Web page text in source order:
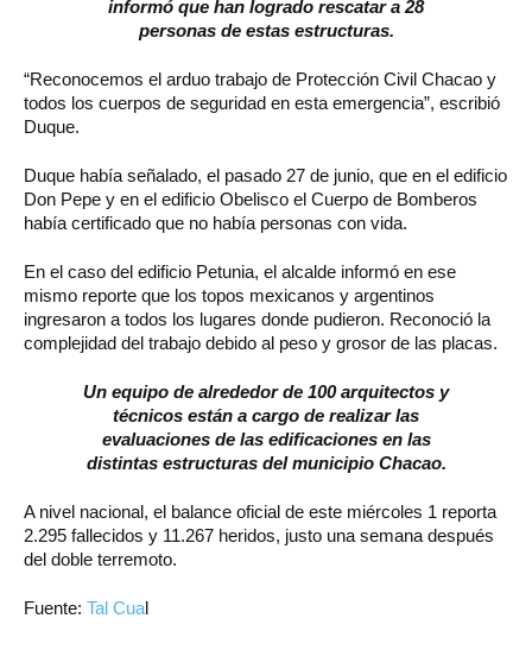
informó que han logrado rescatar a 28
personas de estas estructuras.
“Reconocemos el arduo trabajo de Protección Civil Chacao y
todos los cuerpos de seguridad en esta emergencia”, escribió
Duque.
Duque había señalado, el pasado 27 de junio, que en el edificio
Don Pepe y en el edificio Obelisco el Cuerpo de Bomberos
había certificado que no había personas con vida.
En el caso del edificio Petunia, el alcalde informó en ese
mismo reporte que los topos mexicanos y argentinos
ingresaron a todos los lugares donde pudieron. Reconoció la
complejidad del trabajo debido al peso y grosor de las placas.
Un equipo de alrededor de 100 arquitectos y
técnicos están a cargo de realizar las
evaluaciones de las edificaciones en las
distintas estructuras del municipio Chacao.
A nivel nacional, el balance oficial de este miércoles 1 reporta
2.295 fallecidos y 11.267 heridos, justo una semana después
del doble terremoto.
Fuente: Tal Cual